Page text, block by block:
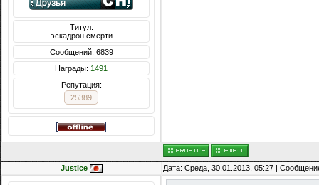
Титул:
эскадрон смерти
Сообщений: 6839
Награды: 1491
Репутация:
25389
Justice Дата: Среда, 30.01.2013, 05:27 |